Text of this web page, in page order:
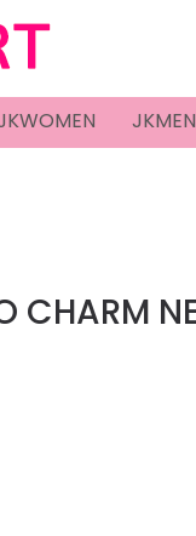
JKMEN
CHARM